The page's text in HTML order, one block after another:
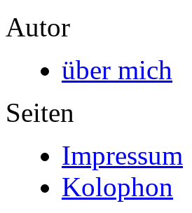
Autor
über mich
Seiten
Impressum
Kolophon